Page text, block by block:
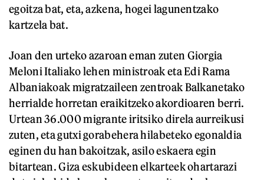
egoitza bat, eta, azkena, hogei lagunentzako
kartzela bat.
Joan den urteko azaroan eman zuten Giorgia
Meloni Italiako lehen ministroak eta Edi Rama
Albaniakoak migratzaileen zentroak Balkanetako
herrialde horretan eraikitzeko akordioaren berri.
Urtean 36.000 migrante iritsiko direla aurreikusi
zuten, eta gutxi gorabehera hilabeteko egonaldia
eginen du han bakoitzak, asilo eskaera egin
bitartean. Giza eskubideen elkarteek ohartarazi